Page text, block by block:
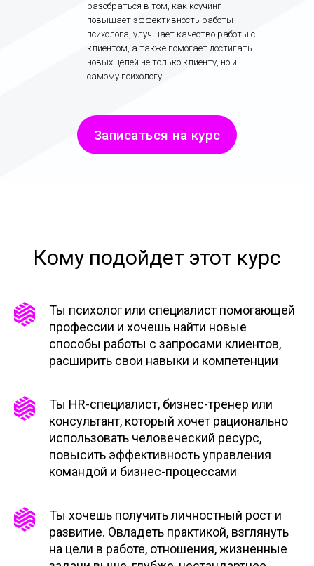
разобраться в том, как коучинг
повышает эффективность работы
психолога, улучшает качество работы с
клиентом, а также помогает достигать
новых целей не только клиенту, но и
самому психологу.
Записаться на курс
Кому подойдет этот курс
Ты психолог или специалист помогающей
профессии и хочешь найти новые
способы работы с запросами клиентов,
расширить свои навыки и компетенции
Ты HR-специалист, бизнес-тренер или
консультант, который хочет рационально
использовать человеческий ресурс,
повысить эффективность управления
командой и бизнес-процессами
Ты хочешь получить личностный рост и
развитие. Овладеть практикой, взглянуть
на цели в работе, отношения, жизненные